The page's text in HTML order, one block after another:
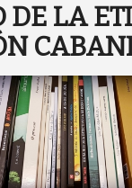
DE LA